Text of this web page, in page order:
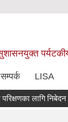
सम्पर्क LISA
लागि निबेदन पेश